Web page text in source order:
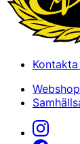
Webshop